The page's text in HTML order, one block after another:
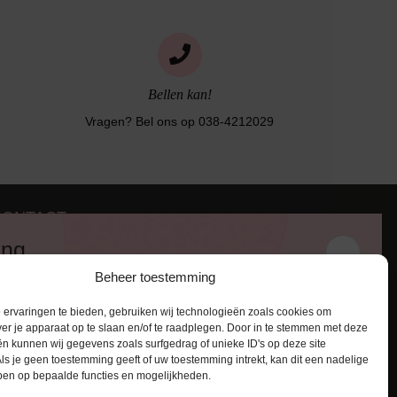
Beheer toestemming
ervaringen te bieden, gebruiken wij technologieën zoals cookies om
je apparaat op te slaan en/of te raadplegen. Door in te stemmen met deze
kunnen wij gegevens zoals surfgedrag of unieke ID's op deze site
je geen toestemming geeft of uw toestemming intrekt, kan dit een nadelige
op bepaalde functies en mogelijkheden.
Bellen kan!
Vragen? Bel ons op 038-4212029
RL Zwolle
info@lingerie-badmode.nl
een kortingscode van